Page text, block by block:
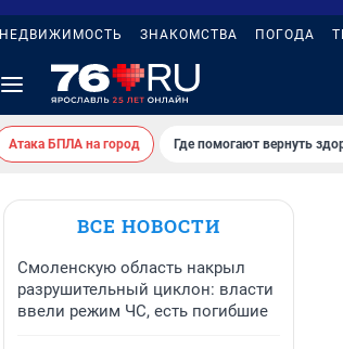
НЕДВИЖИМОСТЬ ЗНАКОМСТВА ПОГОДА
Атака БПЛА на город Где помогают вернуть
ВСЕ НОВОСТИ
Смоленскую область накрыл
разрушительный циклон: власти
ввели режим ЧС, есть погибшие